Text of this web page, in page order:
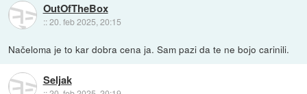
OutOfTheBox
::20. feb 2025, 20:15
Načeloma je to kar dobra cena ja. Sam pazi da te ne bojo carinili.
Seljak